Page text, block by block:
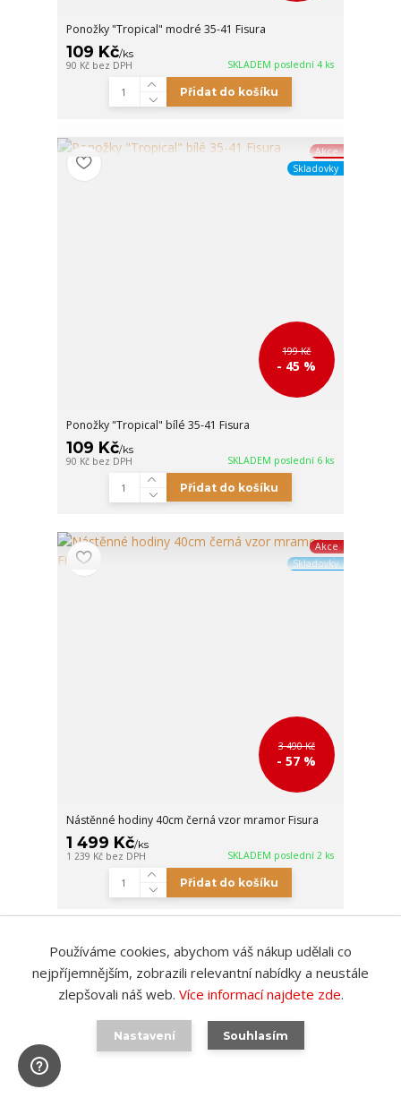
Ponožky "Tropical" modré 35-41 Fisura
109 Kč/ks
90 Kč bez DPH SKLADEM poslední 4 ks
Přidat do košíku
Akce
Skladovky
199 Kč
- 45 %
Ponožky "Tropical" bílé 35-41 Fisura
109 Kč/ks
90 Kč bez DPH SKLADEM poslední 6 ks
Přidat do košíku
Akce
Skladovky
3 490 Kč
- 57 %
Nástěnné hodiny 40cm černá vzor mramor Fisura
1 499 Kč/ks
1 239 Kč bez DPH SKLADEM poslední 2 ks
Přidat do košíku
strana
Kontakty
+420 734 214 173
Používáme cookies, abychom váš nákup udělali co
nejpříjemnějším, zobrazili relevantní nabídky a neustále
zlepšovali náš web. Více informací najdete zde.
Nastavení Souhlasím